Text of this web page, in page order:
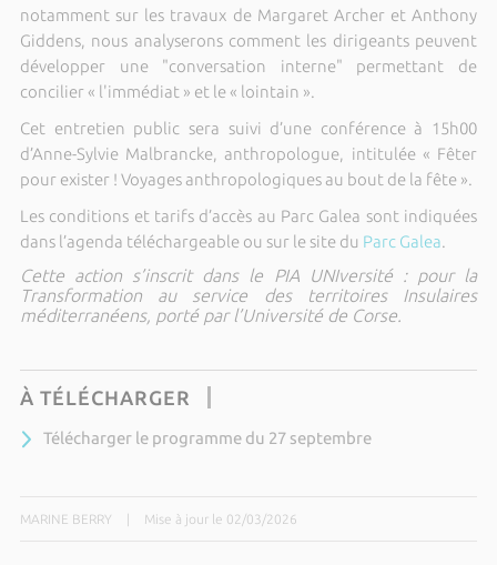
notamment sur les travaux de Margaret Archer et Anthony
Giddens, nous analyserons comment les dirigeants peuvent
développer une "conversation interne" permettant de
concilier « l'immédiat » et le « lointain ».
Cet entretien public sera suivi d’une conférence à 15h00
d’Anne-Sylvie Malbrancke, anthropologue, intitulée « Fêter
pour exister ! Voyages anthropologiques au bout de la fête ».
Les conditions et tarifs d’accès au Parc Galea sont indiquées
dans l’agenda téléchargeable ou sur le site du Parc Galea.
Cette action s’inscrit dans le PIA UNIversité : pour la
Transformation au service des territoires Insulaires
méditerranéens, porté par l’Université de Corse.
À TÉLÉCHARGER
Télécharger le programme du 27 septembre
MARINE BERRY Mise à jour le 02/03/2026